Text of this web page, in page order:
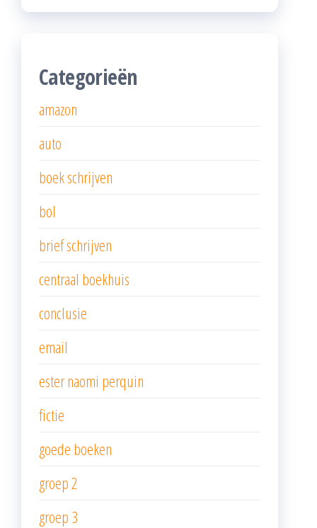
Categorieën
amazon
auto
boek schrijven
bol
brief schrijven
centraal boekhuis
conclusie
email
ester naomi perquin
fictie
goede boeken
groep 2
groep 3